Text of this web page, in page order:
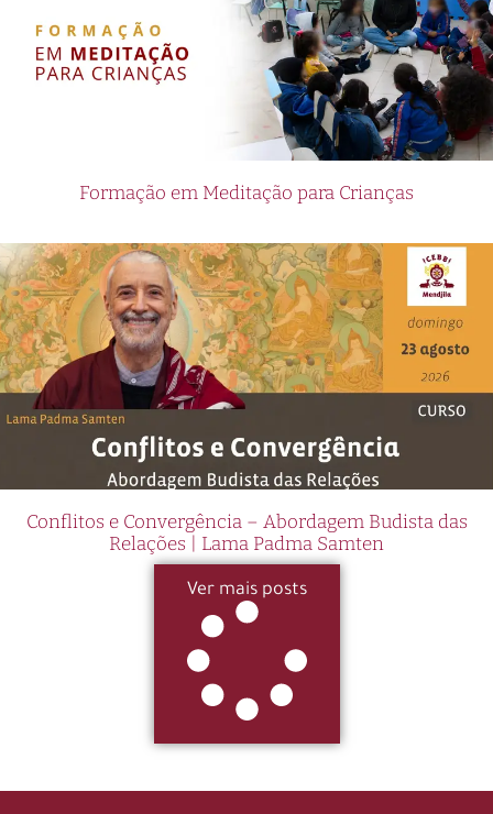
Formação em Meditação para Crianças
Conflitos e Convergência – Abordagem Budista das
Relações | Lama Padma Samten
Ver mais posts